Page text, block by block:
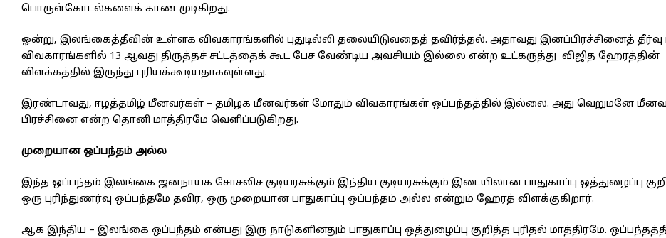
பொருள்கோடல்களைக் காண முடிகிறது.
ஓன்று, இலங்கைத்தீவின் உள்ளக விவகாரங்களில் புதுடில்லி தலையிடுவதைத் தவிர்த்தல். அதாவது இனப்பிரச்சினைத் தீர்வு
விவகாரங்களில் 13 ஆவது திருத்தச் சட்டத்தைக் கூட பேச வேண்டிய அவசியம் இல்லை என்ற உட்கருத்து விஜித ஹேரத்தின்
விளக்கத்தில் இருந்து புரியக்கூடியதாகவுள்ளது.
இரண்டாவது, ஈழத்தமிழ் மீனவர்கள் – தமிழக மீனவர்கள் மோதும் விவகாரங்கள் ஒப்பந்தத்தில் இல்லை. அது வெறுமனே
பிரச்சினை என்ற தொனி மாத்திரமே வெளிப்படுகிறது.
முறையான ஒப்பந்தம் அல்ல
இந்த ஒப்பந்தம் இலங்கை ஜனநாயக சோசலிச குடியரசுக்கும் இந்திய குடியரசுக்கும் இடையிலான பாதுகாப்பு ஒத்துழைப்பு
ஒரு புரிந்துணர்வு ஒப்பந்தமே தவிர, ஒரு முறையான பாதுகாப்பு ஒப்பந்தம் அல்ல என்றும் ஹேரத் விளக்குகிறார்.
ஆக இந்திய – இலங்கை ஒப்பந்தம் என்பது இரு நாடுகளினதும் பாதுகாப்பு ஒத்துழைப்பு குறித்த புரிதல் மாத்திரமே.